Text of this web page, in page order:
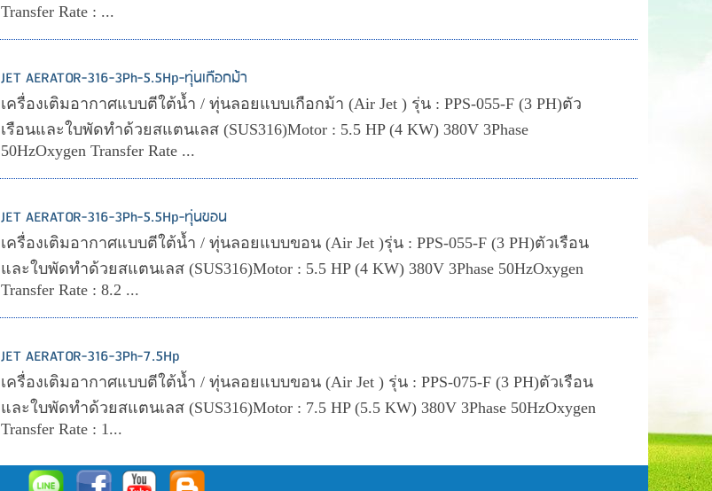
Transfer Rate : ...
JET AERATOR-316-3Ph-5.5Hp-ทุ่นเกือกม้า
เครื่องเติมอากาศแบบตีใต้น้ำ / ทุ่นลอยแบบเกือกม้า (Air Jet ) รุ่น : PPS-055-F (3 PH)ตัว
เรือนและใบพัดทำด้วยสแตนเลส (SUS316)Motor : 5.5 HP (4 KW) 380V 3Phase
50HzOxygen Transfer Rate ...
JET AERATOR-316-3Ph-5.5Hp-ทุ่นขอน
เครื่องเติมอากาศแบบตีใต้น้ำ / ทุ่นลอยแบบขอน (Air Jet )รุ่น : PPS-055-F (3 PH)ตัวเรือน
และใบพัดทำด้วยสแตนเลส (SUS316)Motor : 5.5 HP (4 KW) 380V 3Phase 50HzOxygen
Transfer Rate : 8.2 ...
JET AERATOR-316-3Ph-7.5Hp
เครื่องเติมอากาศแบบตีใต้น้ำ / ทุ่นลอยแบบขอน (Air Jet ) รุ่น : PPS-075-F (3 PH)ตัวเรือน
และใบพัดทำด้วยสแตนเลส (SUS316)Motor : 7.5 HP (5.5 KW) 380V 3Phase 50HzOxygen
Transfer Rate : 1...